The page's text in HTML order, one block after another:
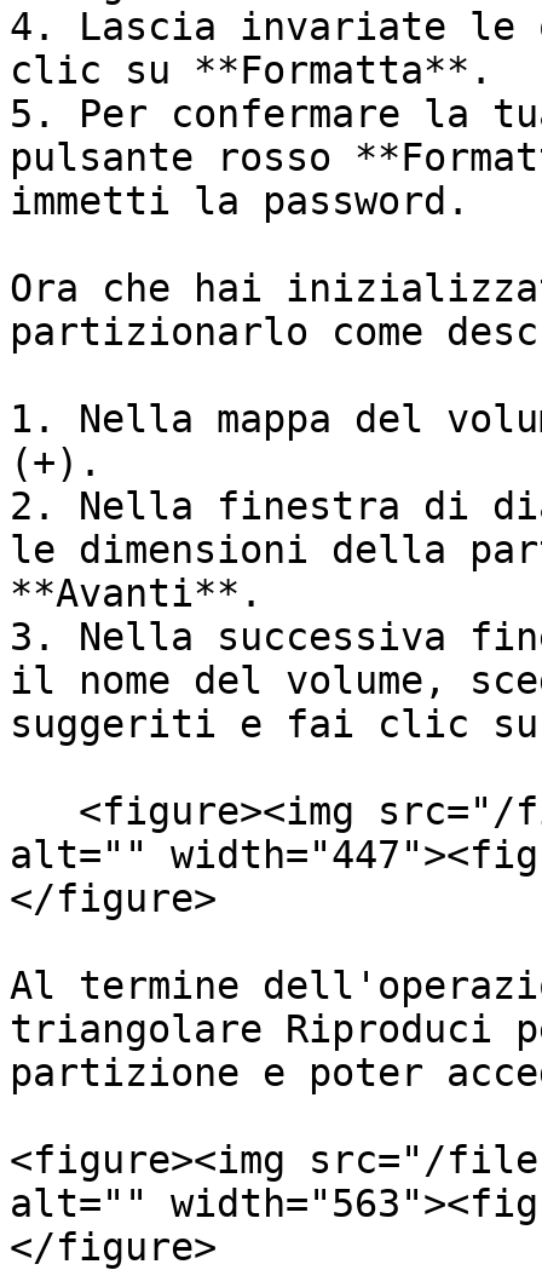
4. Lascia invariate le
clic su **Formatta**.
5. Per confermare la
pulsante rosso
immetti la password.
Ora che hai
partizionarlo come
1. Nella mappa del
(+).
2. Nella finestra di
le dimensioni della
**Avanti**.
3. Nella successiva
il nome del volume,
suggeriti e fai clic su
alt=""
</figure>
Al termine
triangolare Riproduci
partizione e poter
<figure><img src="/files/
alt=""
</figure>